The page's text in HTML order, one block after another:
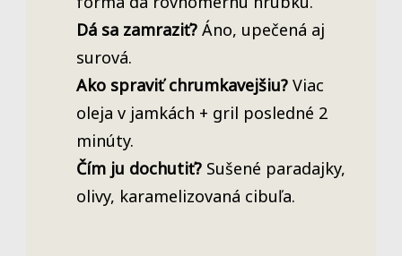
Dá sa zamraziť? Áno, upečená aj
surová.
Ako spraviť chrumkavejšiu? Viac
oleja v jamkách + gril posledné 2
minúty.
Čím ju dochutiť? Sušené paradajky,
olivy, karamelizovaná cibuľa.